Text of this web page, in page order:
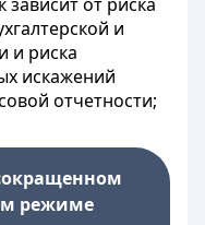
и
и риска
искажений
отчетности;
режиме